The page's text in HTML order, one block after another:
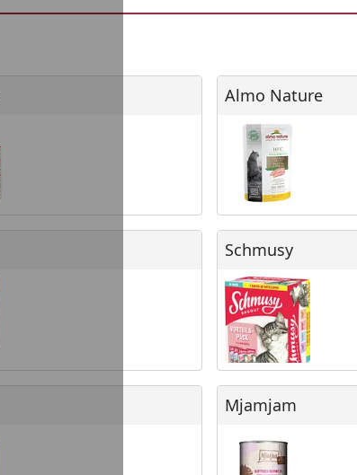
Almo Nature
Almo Nature
Schmusy
Schmusy
Mjamjam
Mjamjam